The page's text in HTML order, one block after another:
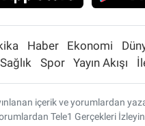
Haber Ekonomi
Sağlık
Spor Yayın Akışı
içerik ve yorumlardan
Tele1 Gerçekleri